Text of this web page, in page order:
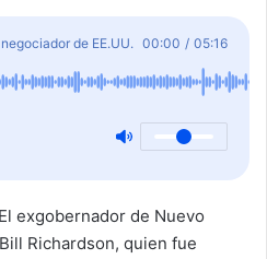
de EE.UU. 00:00 / 05:16
exgobernador de Nuevo
Richardson, quien fue